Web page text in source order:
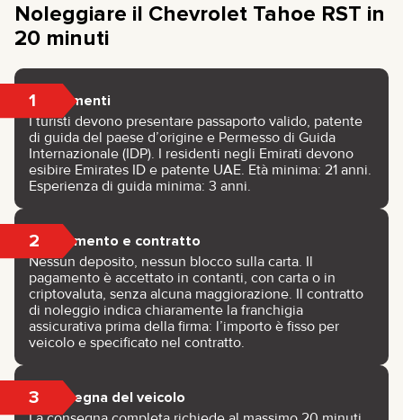
Noleggiare il Chevrolet Tahoe RST in
20 minuti
1 Documenti
I turisti devono presentare passaporto valido, patente
di guida del paese d’origine e Permesso di Guida
Internazionale (IDP). I residenti negli Emirati devono
esibire Emirates ID e patente UAE. Età minima: 21 anni.
Esperienza di guida minima: 3 anni.
2 Pagamento e contratto
Nessun deposito, nessun blocco sulla carta. Il
pagamento è accettato in contanti, con carta o in
criptovaluta, senza alcuna maggiorazione. Il contratto
di noleggio indica chiaramente la franchigia
assicurativa prima della firma: l’importo è fisso per
veicolo e specificato nel contratto.
3 Consegna del veicolo